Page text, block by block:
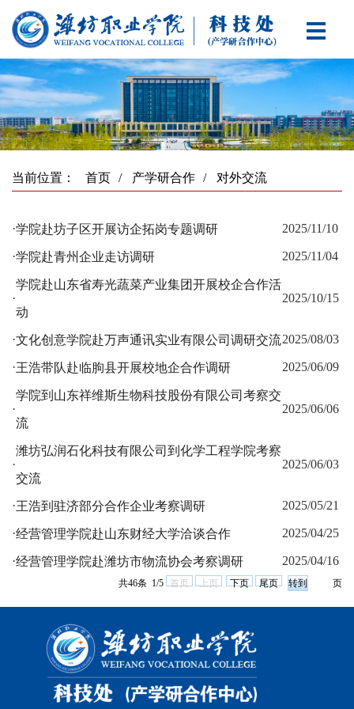
当前位置： 首页 / 产学研合作 / 对外交流
·学院赴坊子区开展访企拓岗专题调研 2025/11/10
·学院赴青州企业走访调研 2025/11/04
·
学院赴山东省寿光蔬菜产业集团开展校企合作活
动
2025/10/15
·文化创意学院赴万声通讯实业有限公司调研交流2025/08/03
·王浩带队赴临朐县开展校地企合作调研 2025/06/09
·
学院到山东祥维斯生物科技股份有限公司考察交
流
2025/06/06
·
潍坊弘润石化科技有限公司到化学工程学院考察
交流
2025/06/03
·王浩到驻济部分合作企业考察调研 2025/05/21
·经营管理学院赴山东财经大学洽谈合作 2025/04/25
·经营管理学院赴潍坊市物流协会考察调研 2025/04/16
共46条 1/5 首页 上页 下页 尾页 页